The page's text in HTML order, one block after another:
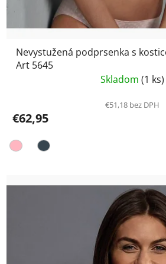
Nevystužená podprsenka s
Art 5645
Skladom (1 ks)
€51,18 bez DPH
€62,95